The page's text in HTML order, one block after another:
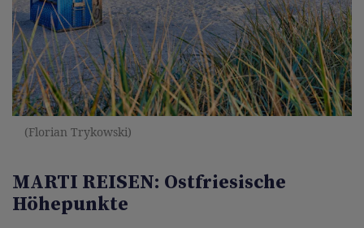
(Florian Trykowski)
MARTI REISEN: Ostfriesische
Höhepunkte